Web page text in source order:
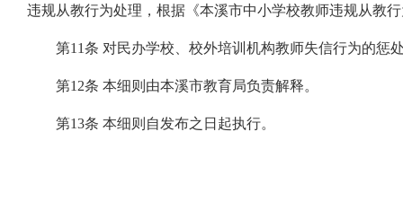
违规从教行为处理，根据《本溪市中小学校教师违规从教
第11条 对民办学校、校外培训机构教师失信行为的惩
第12条 本细则由本溪市教育局负责解释。
第13条 本细则自发布之日起执行。